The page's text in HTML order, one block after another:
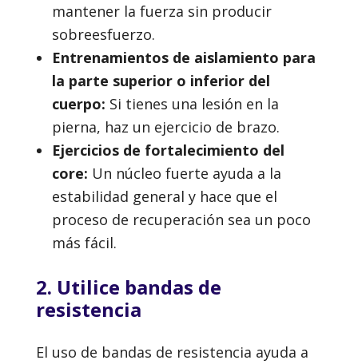
mantener la fuerza sin producir
sobreesfuerzo.
Entrenamientos de aislamiento para
la parte superior o inferior del
cuerpo: Si tienes una lesión en la
pierna, haz un ejercicio de brazo.
Ejercicios de fortalecimiento del
core: Un núcleo fuerte ayuda a la
estabilidad general y hace que el
proceso de recuperación sea un poco
más fácil.
2. Utilice bandas de
resistencia
El uso de bandas de resistencia ayuda a